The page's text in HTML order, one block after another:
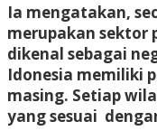
Ia mengatakan,
merupakan sektor
dikenal sebagai
Idonesia memiliki
masing. Setiap
yang sesuai